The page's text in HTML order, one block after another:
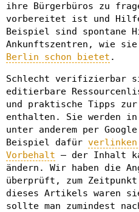
ihre Bürgerbüros zu
vorbereitet ist und
Beispiel sind spontane
Ankunftszentren, wie sie
Berlin schon bietet .
Schlecht verifizierbar
editierbare
und praktische Tipps
enthalten. Sie werden in
unter anderem per
Beispiel dafür
Vorbehalt – der Inhalt
ändern. Wir haben die
überprüft, zum
dieses Artikels waren
sollte man zumindest